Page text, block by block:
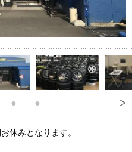
休みとなります。